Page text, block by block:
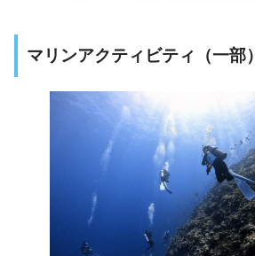
マリンアクティビティ（一部）